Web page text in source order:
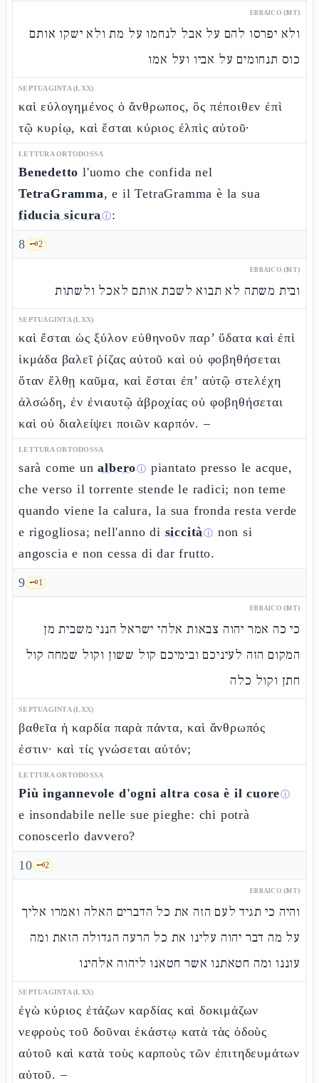
EBRAICO (MT)
ולא יפרסו להם על אבל לנחמו על מת ולא ישקו אותם
כוס תנחומים על אביו ועל אמו
SEPTUAGINTA (LXX)
καὶ εὐλογημένος ὁ ἄνθρωπος, ὃς πέποιθεν ἐπὶ
τῷ κυρίῳ, καὶ ἔσται κύριος ἐλπὶς αὐτοῦ·
LETTURA ORTODOSSA
Benedetto l'uomo che confida nel
TetraGramma, e il TetraGramma è la sua
fiducia sicuraⓘ:
8 🗝️2
EBRAICO (MT)
ובית משתה לא תבוא לשבת אותם לאכל ולשתות
SEPTUAGINTA (LXX)
καὶ ἔσται ὡς ξύλον εὐθηνοῦν παρ’ ὕδατα καὶ ἐπὶ
ἰκμάδα βαλεῖ ῥίζας αὐτοῦ καὶ οὐ φοβηθήσεται
ὅταν ἔλθῃ καῦμα, καὶ ἔσται ἐπ’ αὐτῷ στελέχη
ἀλσώδη, ἐν ἐνιαυτῷ ἀβροχίας οὐ φοβηθήσεται
καὶ οὐ διαλείψει ποιῶν καρπόν. –
LETTURA ORTODOSSA
sarà come unalberoⓘ piantato presso le acque,
che verso il torrente stende le radici; non teme
quando viene la calura, la sua fronda resta verde
e rigogliosa; nell'anno di siccitàⓘ non si
angoscia e non cessa di dar frutto.
9 🗝️1
EBRAICO (MT)
כי כה אמר יהוה צבאות אלהי ישראל הנני משבית מן
המקום הזה לעיניכם ובימיכם קול ששון וקול שמחה קול
חתן וקול כלה
SEPTUAGINTA (LXX)
βαθεῖα ἡ καρδία παρὰ πάντα, καὶ ἄνθρωπός
ἐστιν· καὶ τίς γνώσεται αὐτόν;
LETTURA ORTODOSSA
Più ingannevole d'ogni altra cosa è il cuoreⓘ
e insondabile nelle sue pieghe: chi potrà
conoscerlo davvero?
10 🗝️2
EBRAICO (MT)
והיה כי תגיד לעם הזה את כל הדברים האלה ואמרו אליך
על מה דבר יהוה עלינו את כל הרעה הגדולה הזאת ומה
עוננו ומה חטאתנו אשר חטאנו ליהוה אלהינו
SEPTUAGINTA (LXX)
ἐγὼ κύριος ἐτάζων καρδίας καὶ δοκιμάζων
νεφροὺς τοῦ δοῦναι ἑκάστῳ κατὰ τὰς ὁδοὺς
αὐτοῦ καὶ κατὰ τοὺς καρποὺς τῶν ἐπιτηδευμάτων
αὐτοῦ. –